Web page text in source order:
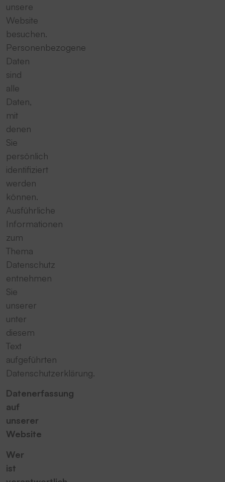
unsere
Website
besuchen.
Personenbezogene
Daten
sind
alle
Daten,
mit
denen
Sie
persönlich
identifiziert
werden
können.
Ausführliche
Informationen
zum
Thema
Datenschutz
entnehmen
Sie
unserer
unter
diesem
Text
aufgeführten
Datenschutzerklärung.
Datenerfassung
auf
unserer
Website
Wer
ist